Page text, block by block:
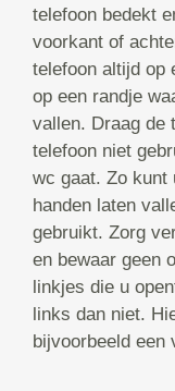
telefoon bedekt
voorkant of
telefoon altijd op
op een randje
vallen. Draag de
telefoon niet
wc gaat. Zo kunt
handen laten
gebruikt. Zorg
en bewaar geen
linkjes die u
links dan niet.
bijvoorbeeld een